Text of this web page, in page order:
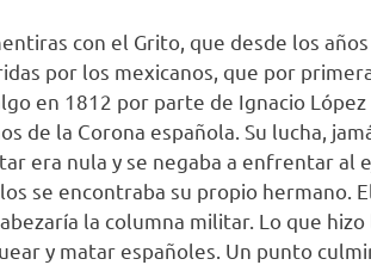
con el Grito, que desde los
por los mexicanos, que por
en 1812 por parte de Ignacio
de la Corona española. Su lucha,
era nula y se negaba a enfrentar al
se encontraba su propio hermano.
la columna militar. Lo que
y matar españoles. Un punto